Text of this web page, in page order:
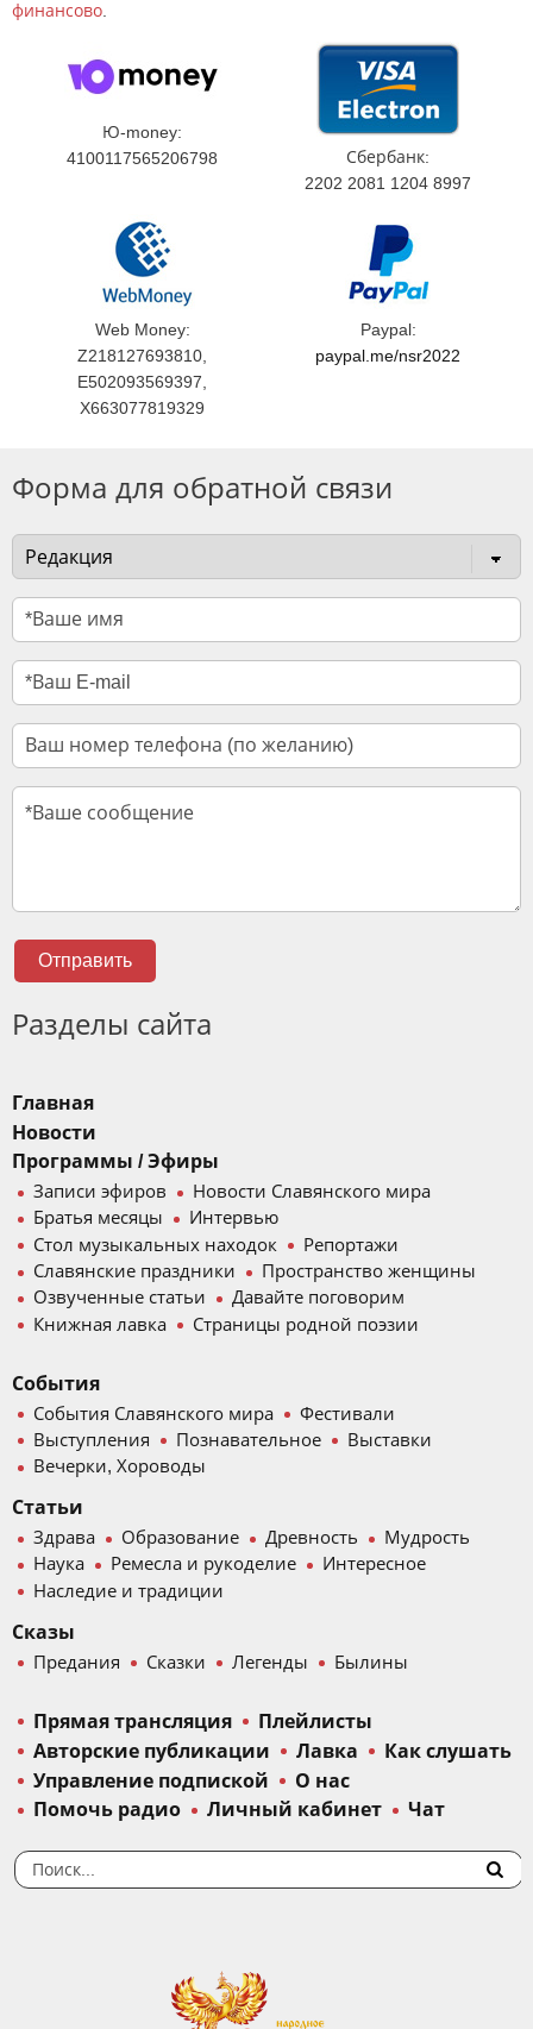
финансово.
Ю-money:
4100117565206798
Сбербанк:
2202 2081 1204 8997
Web Money:
Z218127693810,
E502093569397,
X663077819329
Paypal:
paypal.me/nsr2022
Форма для обратной связи
Отправить
Разделы сайта
Главная
Новости
Программы / Эфиры
Записи эфиров
Новости Славянского мира
Братья месяцы
Интервью
Стол музыкальных находок
Репортажи
Славянские праздники
Пространство женщины
Озвученные статьи
Давайте поговорим
Книжная лавка
Страницы родной поэзии
События
События Славянского мира
Фестивали
Выступления
Познавательное
Выставки
Вечерки, Хороводы
Статьи
Здрава Образование Древность
Мудрость
Наука
Ремесла и рукоделие
Интересное
Наследие и традиции
Сказы
Предания Сказки Легенды Былины
Прямая трансляция
Плейлисты
Авторские публикации
Лавка
Как слушать
Управление подпиской
О нас
Помочь радио
Личный кабинет Чат